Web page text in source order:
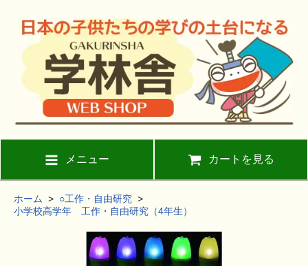
メニュー カートを見る
ホーム > ○工作・自由研究 >
小学校高学年 工作・自由研究（4年生）